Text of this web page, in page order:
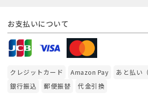
お支払いについて
クレジットカード Amazon Pay
あと払い
銀行振込
郵便振替 代金引換